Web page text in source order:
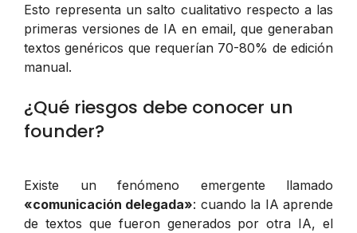
Esto representa un salto cualitativo respecto a las
primeras versiones de IA en email, que generaban
textos genéricos que requerían 70-80% de edición
manual.
¿Qué riesgos debe conocer un
founder?
Existe un fenómeno emergente llamado
«comunicación delegada»: cuando la IA aprende
de textos que fueron generados por otra IA, el